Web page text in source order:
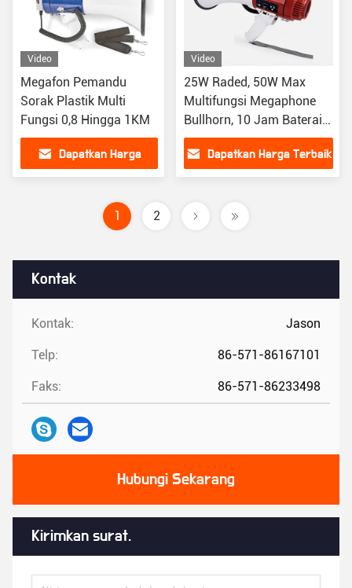
Kontak
Kontak: Jason
Telp: 86-571-86167101
Faks: 86-571-86233498
Hubungi Sekarang
Kirimkan surat.
Video
Megafon Pemandu
Sorak Plastik Multi
Fungsi 0,8 Hingga 1KM
Dapatkan Harga
Video
25W Raded, 50W Max
Multifungsi Megaphone
Bullhorn, 10 Jam Baterai
Hidup
Dapatkan Harga Terbaik
1 2